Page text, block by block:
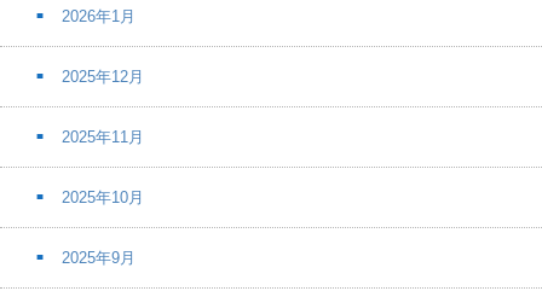
2026年1月
2025年12月
2025年11月
2025年10月
2025年9月